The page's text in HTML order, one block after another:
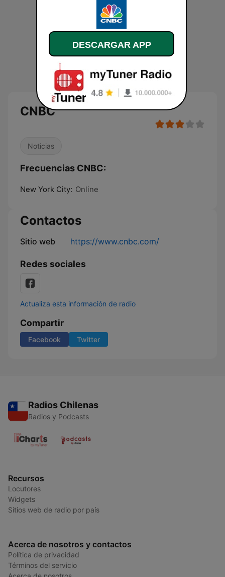
CNBC
Noticias
Frecuencias CNBC:
New York City: Online
Contactos
Sitio web https://www.cnbc.com/
Redes sociales
Actualiza esta información de radio
Compartir
Facebook Twitter
Radios Chilenas
Radios y Podcasts
Recursos
Locutores
Widgets
Sitios web de radio por país
Acerca de nosotros y contactos
Política de privacidad
Términos del servicio
DESCARGAR APP